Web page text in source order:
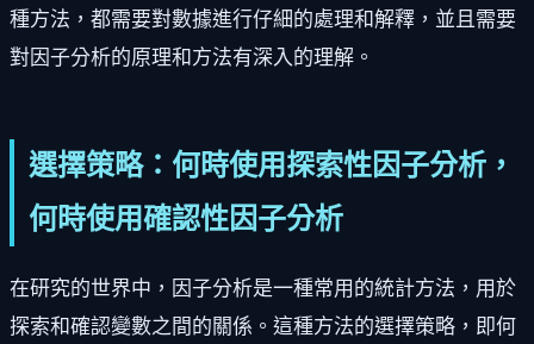
種方法，都需要對數據進行仔細的處理和解釋，並且需要
對因子分析的原理和方法有深入的理解。
選擇策略：何時使用探索性因子分析，
何時使用確認性因子分析
在研究的世界中，因子分析是一種常用的統計方法，用於
探索和確認變數之間的關係。這種方法的選擇策略，即何